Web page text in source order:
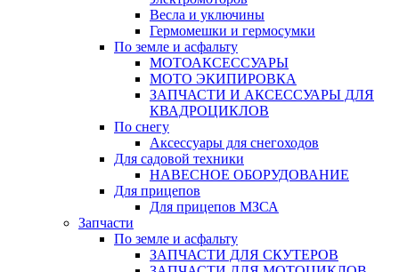
Весла и уключины
Гермомешки и гермосумки
По земле и асфальту
МОТОАКСЕССУАРЫ
МОТО ЭКИПИРОВКА
ЗАПЧАСТИ И АКСЕССУАРЫ ДЛЯ
КВАДРОЦИКЛОВ
По снегу
Аксессуары для снегоходов
Для садовой техники
НАВЕСНОЕ ОБОРУДОВАНИЕ
Для прицепов
Для прицепов МЗСА
Запчасти
По земле и асфальту
ЗАПЧАСТИ ДЛЯ СКУТЕРОВ